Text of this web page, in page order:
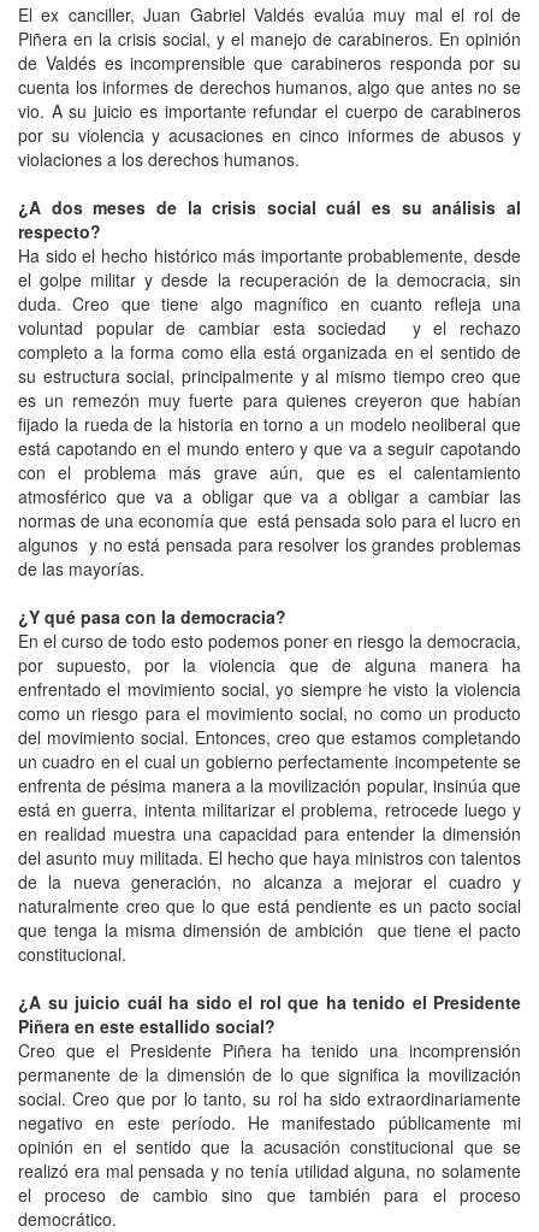
El ex canciller, Juan Gabriel Valdés evalúa muy mal el rol de
Piñera en la crisis social, y el manejo de carabineros. En opinión
de Valdés es incomprensible que carabineros responda por su
cuenta los informes de derechos humanos, algo que antes no se
vio. A su juicio es importante refundar el cuerpo de carabineros
por su violencia y acusaciones en cinco informes de abusos y
violaciones a los derechos humanos.
¿A dos meses de la crisis social cuál es su análisis al
respecto?
Ha sido el hecho histórico más importante probablemente, desde
el golpe militar y desde la recuperación de la democracia, sin
duda. Creo que tiene algo magnífico en cuanto refleja una
voluntad popular de cambiar esta sociedad y el rechazo
completo a la forma como ella está organizada en el sentido de
su estructura social, principalmente y al mismo tiempo creo que
es un remezón muy fuerte para quienes creyeron que habían
fijado la rueda de la historia en torno a un modelo neoliberal que
está capotando en el mundo entero y que va a seguir capotando
con el problema más grave aún, que es el calentamiento
atmosférico que va a obligar que va a obligar a cambiar las
normas de una economía que está pensada solo para el lucro en
algunos y no está pensada para resolver los grandes problemas
de las mayorías.
¿Y qué pasa con la democracia?
En el curso de todo esto podemos poner en riesgo la democracia,
por supuesto, por la violencia que de alguna manera ha
enfrentado el movimiento social, yo siempre he visto la violencia
como un riesgo para el movimiento social, no como un producto
del movimiento social. Entonces, creo que estamos completando
un cuadro en el cual un gobierno perfectamente incompetente se
enfrenta de pésima manera a la movilización popular, insinúa que
está en guerra, intenta militarizar el problema, retrocede luego y
en realidad muestra una capacidad para entender la dimensión
del asunto muy militada. El hecho que haya ministros con talentos
de la nueva generación, no alcanza a mejorar el cuadro y
naturalmente creo que lo que está pendiente es un pacto social
que tenga la misma dimensión de ambición que tiene el pacto
constitucional.
¿A su juicio cuál ha sido el rol que ha tenido el Presidente
Piñera en este estallido social?
Creo que el Presidente Piñera ha tenido una incomprensión
permanente de la dimensión de lo que significa la movilización
social. Creo que por lo tanto, su rol ha sido extraordinariamente
negativo en este período. He manifestado públicamente mi
opinión en el sentido que la acusación constitucional que se
realizó era mal pensada y no tenía utilidad alguna, no solamente
el proceso de cambio sino que también para el proceso
democrático.